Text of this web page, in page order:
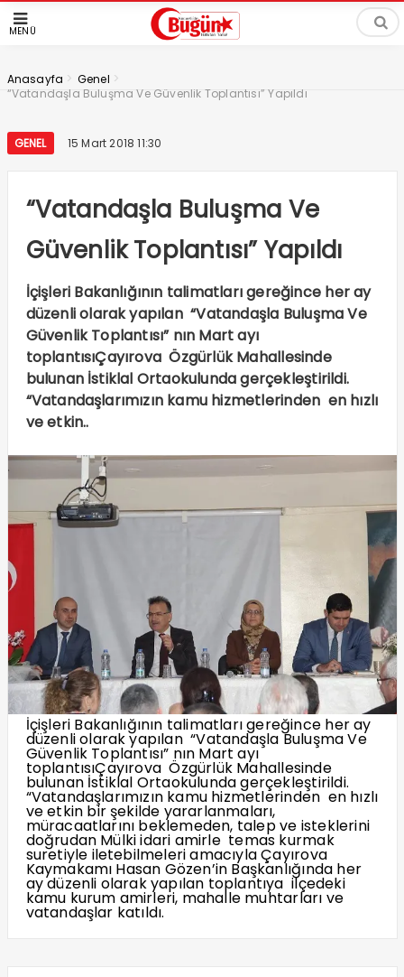
MENÜ
Anasayfa > Genel >
“Vatandaşla Buluşma Ve Güvenlik Toplantısı” Yapıldı
GENEL 15 Mart 2018 11:30
“Vatandaşla Buluşma Ve
Güvenlik Toplantısı” Yapıldı
İçişleri Bakanlığının talimatları gereğince her ay
düzenli olarak yapılan “Vatandaşla Buluşma Ve
Güvenlik Toplantısı” nın Mart ayı
toplantısıÇayırova Özgürlük Mahallesinde
bulunan İstiklal Ortaokulunda gerçekleştirildi.
“Vatandaşlarımızın kamu hizmetlerinden en hızlı
ve etkin..
İçişleri Bakanlığının talimatları gereğince her ay
düzenli olarak yapılan “Vatandaşla Buluşma Ve
Güvenlik Toplantısı” nın Mart ayı
toplantısıÇayırova Özgürlük Mahallesinde
bulunan İstiklal Ortaokulunda gerçekleştirildi.
“Vatandaşlarımızın kamu hizmetlerinden en hızlı
ve etkin bir şekilde yararlanmaları,
müracaatlarını beklemeden, talep ve isteklerini
doğrudan Mülki idari amirle temas kurmak
suretiyle iletebilmeleri amacıyla Çayırova
Kaymakamı Hasan Gözen’in Başkanlığında her
ay düzenli olarak yapılan toplantıya ilçedeki
kamu kurum amirleri, mahalle muhtarları ve
vatandaşlar katıldı.